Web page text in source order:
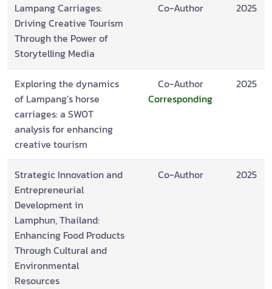
Lampang Carriages:
Driving Creative Tourism
Through the Power of
Storytelling Media
Co-Author 2025
Exploring the dynamics
of Lampang’s horse
carriages: a SWOT
analysis for enhancing
creative tourism
Co-Author
Corresponding
2025
Strategic Innovation and
Entrepreneurial
Development in
Lamphun, Thailand:
Enhancing Food Products
Through Cultural and
Environmental
Resources
Co-Author 2025